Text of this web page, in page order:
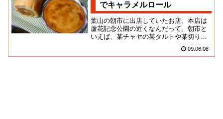
でキャラメルロール
葉山の朝市に出店していたお店。本店は
蘆花記念公園の近くなんだって。朝市と
いえば、某チャヤの某タルトや某切り落
列しているらしいんだけど、皆... 09.06.08